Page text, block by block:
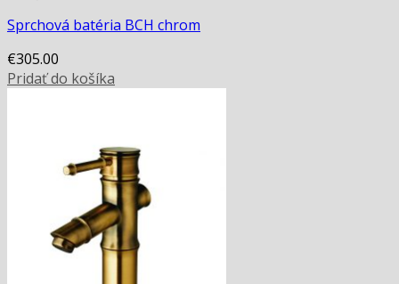
Sprchová batéria BCH chrom
€305.00
Pridať do košíka